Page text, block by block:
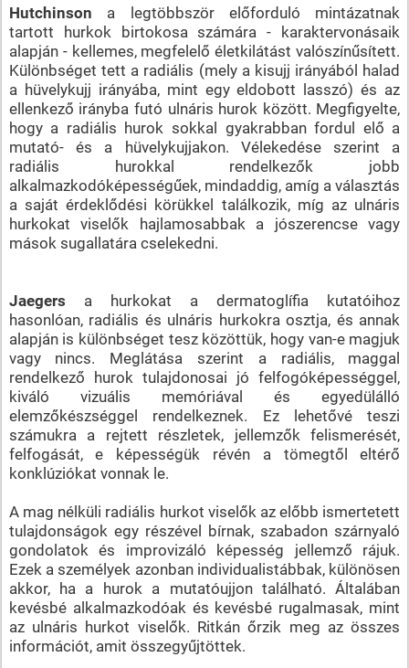
Hutchinson a legtöbbször előforduló mintázatnak
tartott hurkok birtokosa számára - karaktervonásaik
alapján - kellemes, megfelelő életkilátást valószínűsített.
Különbséget tett a radiális (mely a kisujj irányából halad
a hüvelykujj irányába, mint egy eldobott lasszó) és az
ellenkező irányba futó ulnáris hurok között. Megfigyelte,
hogy a radiális hurok sokkal gyakrabban fordul elő a
mutató- és a hüvelykujjakon. Vélekedése szerint a
radiális hurokkal rendelkezők jobb
alkalmazkodóképességűek, mindaddig, amíg a választás
a saját érdeklődési körükkel találkozik, míg az ulnáris
hurkokat viselők hajlamosabbak a jószerencse vagy
mások sugallatára cselekedni.
Jaegers a hurkokat a dermatoglífia kutatóihoz
hasonlóan, radiális és ulnáris hurkokra osztja, és annak
alapján is különbséget tesz közöttük, hogy van-e magjuk
vagy nincs. Meglátása szerint a radiális, maggal
rendelkező hurok tulajdonosai jó felfogóképességgel,
kiváló vizuális memóriával és egyedülálló
elemzőkészséggel rendelkeznek. Ez lehetővé teszi
számukra a rejtett részletek, jellemzők felismerését,
felfogását, e képességük révén a tömegtől eltérő
konklúziókat vonnak le.
A mag nélküli radiális hurkot viselők az előbb ismertetett
tulajdonságok egy részével bírnak, szabadon szárnyaló
gondolatok és improvizáló képesség jellemző rájuk.
Ezek a személyek azonban individualistábbak, különösen
akkor, ha a hurok a mutatóujjon található. Általában
kevésbé alkalmazkodóak és kevésbé rugalmasak, mint
az ulnáris hurkot viselők. Ritkán őrzik meg az összes
információt, amit összegyűjtöttek.